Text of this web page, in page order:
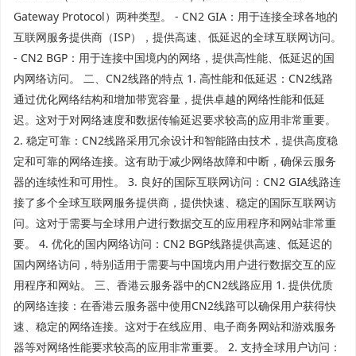
Gateway Protocol）两种类型。 - CN2 GIA：用于连接全球各地的
互联网服务提供商（ISP），提供高速、低延迟的全球互联网访问。
- CN2 BGP：用于连接中国境内的网络，提供高性能、低延迟的国
内网络访问。 二、CN2线路的特点 1. 高性能和低延迟：CN2线路
通过优化网络结构和增加带宽容量，提供卓越的网络性能和低延
迟。这对于对网络速度和数据传输延迟要求较高的应用非常重要。
2. 稳定可靠：CN2线路采用冗余设计和智能路由技术，提供高度稳
定和可靠的网络连接。这有助于减少网络故障和中断，确保云服务
器的连续性和可用性。 3. 良好的国际互联网访问：CN2 GIA线路连
接了多个全球互联网服务提供商，提供快速、稳定的国际互联网访
问。这对于需要与全球用户进行数据交互的应用程序和网站非常重
要。 4. 优化的国内网络访问：CN2 BGP线路提供高速、低延迟的
国内网络访问，特别适用于需要与中国境内用户进行数据交互的应
用程序和网站。 三、香港云服务器中的CN2线路应用 1. 提供优质
的网络连接：在香港云服务器中使用CN2线路可以确保用户获得快
速、稳定的网络连接。这对于在线应用、电子商务网站和游戏服务
器等对网络性能要求较高的应用非常重要。 2. 支持全球用户访问：